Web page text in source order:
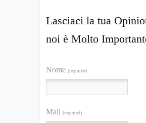
Lasciaci la tua
noi è Molto
Nome (required)
Mail (required)